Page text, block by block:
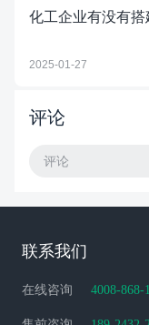
化工企业有没有
2025-01-27
评论
评论
联系我们
在线咨询 4008-868-